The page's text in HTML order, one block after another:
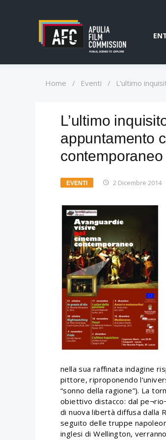
Home / Eventi / L’ultimo
L’ultimo
appuntamento
contemporaneo
EVENTI 2 Dicembre 2014
nella sua raffinata indagine
pittore, riproponendo
“sonno della ragione”). La
obiettivo distacco: dal
di nuova libertà diffusa dalla
seguito delle truppe
inglesi di Wellington,